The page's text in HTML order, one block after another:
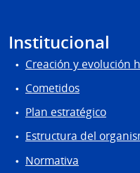
Institucional
Creación y evolución
Cometidos
Plan estratégico
Estructura del
Normativa